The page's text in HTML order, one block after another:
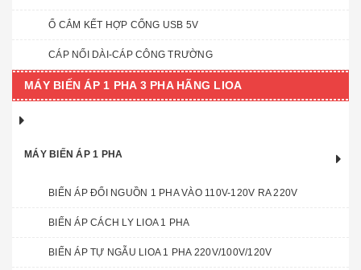
Ổ CẮM KẾT HỢP CỔNG USB 5V
CÁP NỐI DÀI-CÁP CÔNG TRƯỜNG
MÁY BIẾN ÁP 1 PHA 3 PHA HÃNG LIOA
MÁY BIẾN ÁP 1 PHA
BIẾN ÁP ĐỔI NGUỒN 1 PHA VÀO 110V-120V RA 220V
BIẾN ÁP CÁCH LY LIOA 1 PHA
BIẾN ÁP TỰ NGẪU LIOA 1 PHA 220V/100V/120V